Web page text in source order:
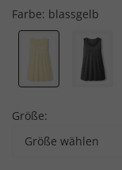
Farbe: blassgelb
Größe:
Größe wählen